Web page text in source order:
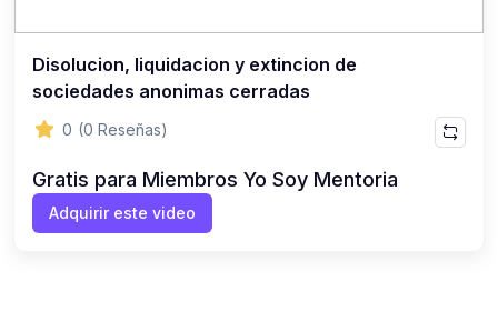
Disolucion, liquidacion y extincion de
sociedades anonimas cerradas
0 (0 Reseñas)
Gratis para Miembros Yo Soy Mentoria
Adquirir este video